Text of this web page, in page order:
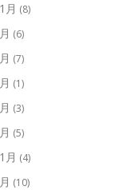
月 (8)
(6)
(7)
(1)
(3)
(5)
月 (4)
(10)